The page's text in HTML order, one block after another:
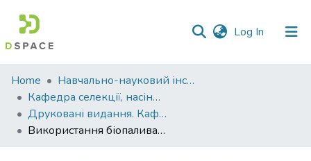
Log In (current)
Communities
&
Collections
All of DSpace
Home
Навчально-науковий інститут агротехнологій, селекції та екології
Кафедра селекції, насінництва і генетики
Друковані видання. Кафедра селекції, насінництва і генетики
Використання біопалива із місцевої сировини як дієвий механізм розвитку територіальних громад